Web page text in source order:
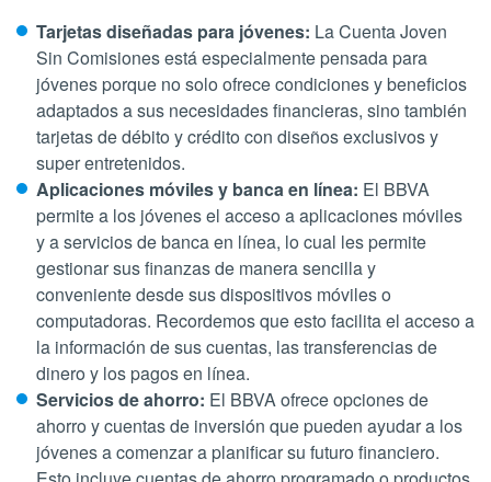
Tarjetas diseñadas para jóvenes: La Cuenta Joven
Sin Comisiones está especialmente pensada para
jóvenes porque no solo ofrece condiciones y beneficios
adaptados a sus necesidades financieras, sino también
tarjetas de débito y crédito con diseños exclusivos y
super entretenidos.
Aplicaciones móviles y banca en línea: El BBVA
permite a los jóvenes el acceso a aplicaciones móviles
y a servicios de banca en línea, lo cual les permite
gestionar sus finanzas de manera sencilla y
conveniente desde sus dispositivos móviles o
computadoras. Recordemos que esto facilita el acceso a
la información de sus cuentas, las transferencias de
dinero y los pagos en línea.
Servicios de ahorro: El BBVA ofrece opciones de
ahorro y cuentas de inversión que pueden ayudar a los
jóvenes a comenzar a planificar su futuro financiero.